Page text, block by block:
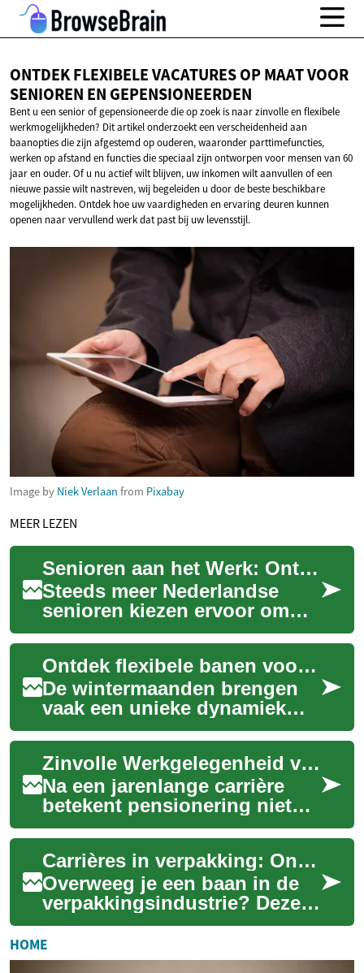
ONTDEK FLEXIBELE VACATURES OP MAAT VOOR
SENIOREN EN GEPENSIONEERDEN
Bent u een senior of gepensioneerde die op zoek is naar zinvolle en flexibele
werkmogelijkheden? Dit artikel onderzoekt een verscheidenheid aan
baanopties die zijn afgestemd op ouderen, waaronder parttimefuncties,
werken op afstand en functies die speciaal zijn ontworpen voor mensen van 60
jaar en ouder. Of u nu actief wilt blijven, uw inkomen wilt aanvullen of een
nieuwe passie wilt nastreven, wij begeleiden u door de beste beschikbare
mogelijkheden. Ontdek hoe uw vaardigheden en ervaring deuren kunnen
openen naar vervullend werk dat past bij uw levensstijl.
Image by Niek Verlaan from Pixabay
MEER LEZEN
Senioren aan het Werk: Ontdek Uw Mogelijkheden na Pensionering
Steeds meer Nederlandse
senioren kiezen ervoor om
actief te blijven na hun
pensionering. Of u nu op
zoek bent naar ee...
Ontdek flexibele banen voor de winter
De wintermaanden brengen
vaak een unieke dynamiek
met zich mee op de
arbeidsmarkt. Voor veel
mensen kan deze periode ...Zinvolle Werkgelegenheid voor Senioren: Een Gids voor 55-plussers
Na een jarenlange carrière
betekent pensionering niet
noodzakelijkerwijs het einde
van uw werkzame leven.
Steeds meer...
Carrières in verpakking: Ontdek de mogelijkheden
Overweeg je een baan in de
verpakkingsindustrie? Deze
sector biedt diverse kansen
voor praktisch ingestelde
werkzoeke...
HOME